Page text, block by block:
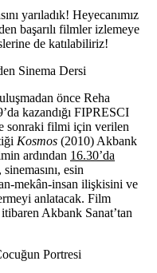
yarıladık! Heyecanımız
başarılı filmler izlemeye
de katılabiliriz!
Sinema Dersi
önce Reha
kazandığı FIPRESCI
sonraki filmi için verilen
Kosmos (2010) Akbank
ardından 16.30’da
esin
mekân-insan ilişkisini ve
anlatacak. Film
Akbank Sanat’tan
Portresi